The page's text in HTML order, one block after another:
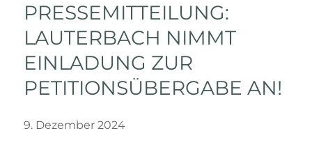
PRESSEMITTEILUNG:
LAUTERBACH NIMMT
EINLADUNG ZUR
PETITIONSÜBERGABE AN!
9. Dezember 2024